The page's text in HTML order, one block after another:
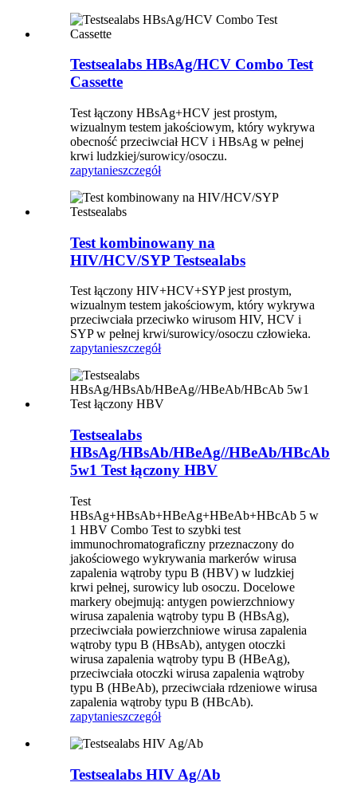
Testsealabs HBsAg/HCV Combo Test
Cassette
Test łączony HBsAg+HCV jest prostym,
wizualnym testem jakościowym, który wykrywa
obecność przeciwciał HCV i HBsAg w pełnej
krwi ludzkiej/surowicy/osoczu.
zapytanieszczegół
Test kombinowany na
HIV/HCV/SYP Testsealabs
Test łączony HIV+HCV+SYP jest prostym,
wizualnym testem jakościowym, który wykrywa
przeciwciała przeciwko wirusom HIV, HCV i
SYP w pełnej krwi/surowicy/osoczu człowieka.
zapytanieszczegół
Testsealabs
HBsAg/HBsAb/HBeAg//HBeAb/HBcAb
5w1 Test łączony HBV
Test
HBsAg+HBsAb+HBeAg+HBeAb+HBcAb 5 w
1 HBV Combo Test to szybki test
immunochromatograficzny przeznaczony do
jakościowego wykrywania markerów wirusa
zapalenia wątroby typu B (HBV) w ludzkiej
krwi pełnej, surowicy lub osoczu. Docelowe
markery obejmują: antygen powierzchniowy
wirusa zapalenia wątroby typu B (HBsAg),
przeciwciała powierzchniowe wirusa zapalenia
wątroby typu B (HBsAb), antygen otoczki
wirusa zapalenia wątroby typu B (HBeAg),
przeciwciała otoczki wirusa zapalenia wątroby
typu B (HBeAb), przeciwciała rdzeniowe wirusa
zapalenia wątroby typu B (HBcAb).
zapytanieszczegół
Testsealabs HIV Ag/Ab